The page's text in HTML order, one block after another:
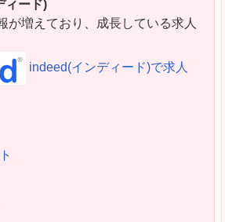
ィード)
が増えており、成長している求人
indeed(インディード)で求人